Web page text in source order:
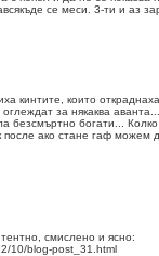
се меси. 3-ти и аз
кинтите, които
за някаква
безсмъртно богати...
ако стане гаф можем
смислено и ясно:
10/blog-post_31.html